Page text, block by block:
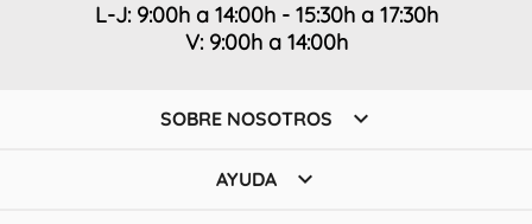
L-J: 9:00h a 14:00h - 15:30h a 17:30h
V: 9:00h a 14:00h
SOBRE NOSOTROS 
AYUDA 